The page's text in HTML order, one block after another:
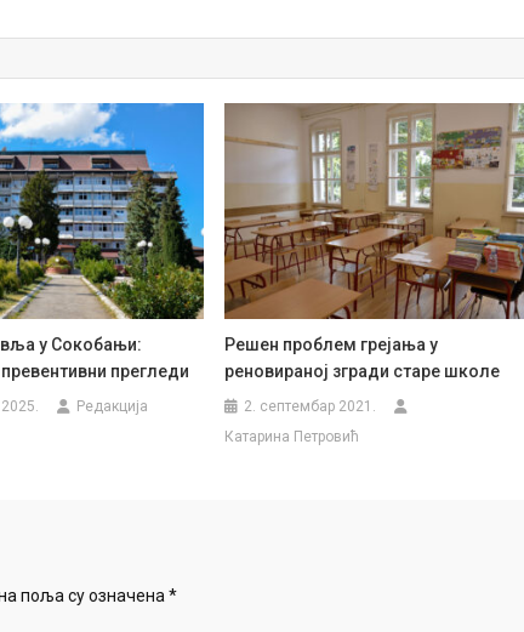
у Сокобањи:
прегледи
Редакција
Решен проблем грејања у
реновираној згради старе школе
2. септембар 2021.
Катарина Петровић
поља су означена *